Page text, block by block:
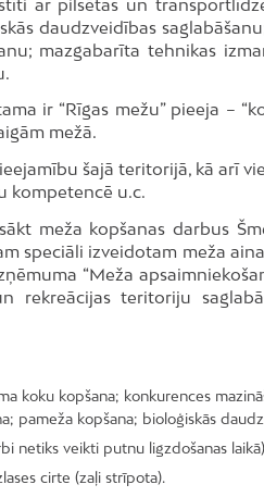
ar pilsētas un
daudzveidības
mazgabarīta tehnikas
ir “Rīgas mežu” pieeja –
mežā.
šajā teritorijā, kā arī
kompetencē u.c.
meža kopšanas darbus
speciāli izveidotam meža
“Meža
teritoriju
koku kopšana; konkurences
pameža kopšana; bioloģiskās
netiks veikti putnu ligzdošanas
cirte (zaļi strīpota).